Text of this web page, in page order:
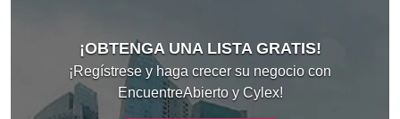
¡OBTENGA UNA LISTA GRATIS!
¡Regístrese y haga crecer su negocio con
EncuentreAbierto y Cylex!